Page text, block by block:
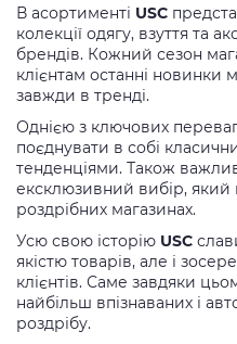
В асортименті USC
колекції одягу, взуття та
брендів. Кожний сезон
клієнтам останні новинки
завжди в тренді.
Однією з ключових
поєднувати в собі
тенденціями. Також
ексклюзивний вибір, який
роздрібних магазинах.
Усю свою історію USC
якістю товарів, але і
клієнтів. Саме завдяки
найбільш впізнаваних і
роздрібу.